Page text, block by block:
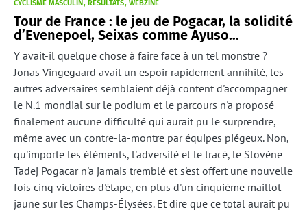
CYCLISME MASCULIN RÉSULTATS WEBZINE
Tour de France : le jeu de Pogacar, la solidité
d’Evenepoel, Seixas comme Ayuso…
Y avait-il quelque chose à faire face à un tel monstre ?
Jonas Vingegaard avait un espoir rapidement annihilé, les
autres adversaires semblaient déjà content d'accompagner
le N.1 mondial sur le podium et le parcours n'a proposé
finalement aucune difficulté qui aurait pu le surprendre,
même avec un contre-la-montre par équipes piégeux. Non,
qu'importe les éléments, l'adversité et le tracé, le Slovène
Tadej Pogacar n'a jamais tremblé et s'est offert une nouvelle
fois cinq victoires d'étape, en plus d'un cinquième maillot
jaune sur les Champs-Élysées. Et dire que ce total aurait pu